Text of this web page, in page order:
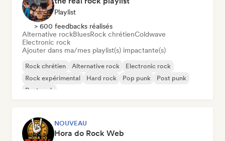
Playlist
> 600 feedbacks réalisés
Alternative rockBluesRock chrétienColdwave
Electronic rock
Ajouter dans ma/mes playlist(s) impactante(s)
Rock chrétien Alternative rock
Electronic rock
Rock expérimental
Hard rock Pop punk
Post punk
Post rock
NOUVEAU
Hora do Rock Web